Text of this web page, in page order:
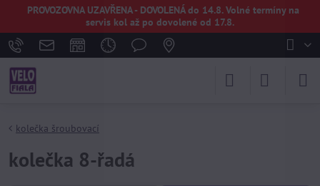
PROVOZOVNA UZAVŘENA - DOVOLENÁ do 14.8. Volné termíny na
servis kol až po dovolené od 17.8.
kolečka šroubovací
kolečka 8-řadá